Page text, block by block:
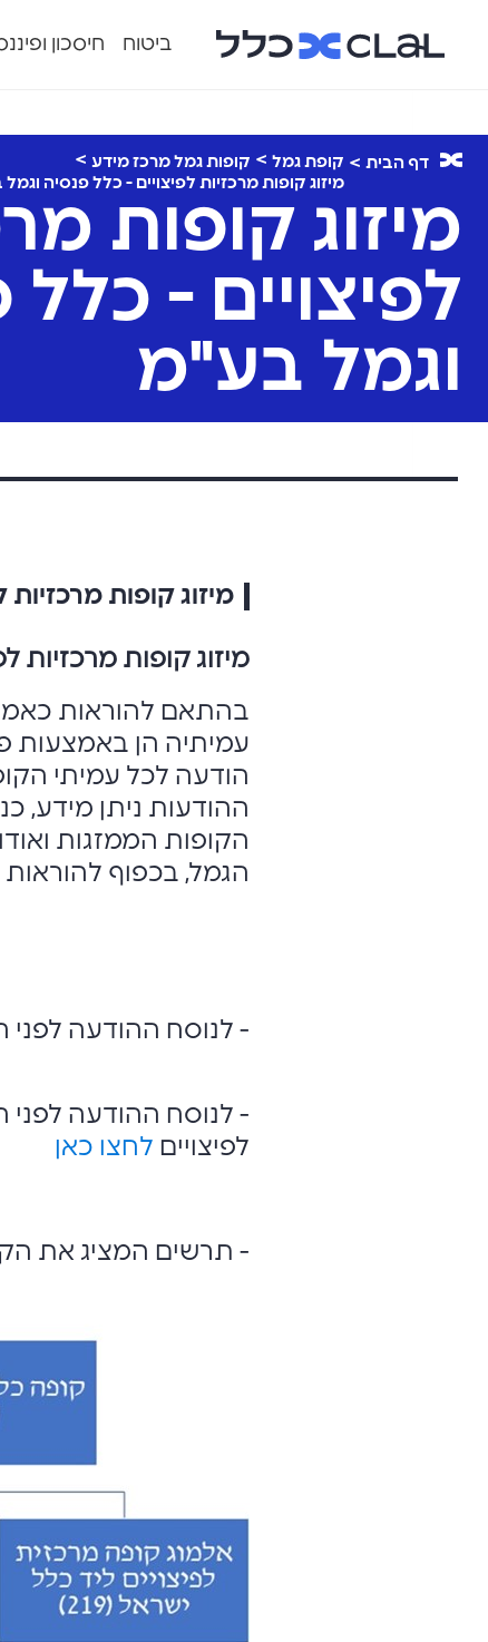
ביטוח חיסכון
דף הבית קופת גמל
קופות גמל מרכז מידע
מיזוג קופות מרכזיות לפיצויים - כלל פנסיה
מיזוג קופות
לפיצויים - כלל
וגמל בע"מ
מיזוג קופות מרכזיות
מיזוג קופות מרכזיות
בהתאם להוראות
עמיתיה הן באמצעות
הודעה לכל עמיתי
ההודעות ניתן מידע,
הקופות הממזגות
הגמל, בכפוף להוראות
- לנוסח ההודעה לפני
- לנוסח ההודעה לפני
לפיצויים לחצו כאן
- תרשים המציג את